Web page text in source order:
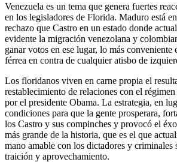
Venezuela es un tema que genera fuertes
en los legisladores de Florida. Maduro está
rechazo que Castro en un estado donde
evidente la migración venezolana y
ganar votos en ese lugar, lo más conveniente
férrea en contra de cualquier atisbo de
Los floridanos viven en carne propia el
restablecimiento de relaciones con el
por el presidente Obama. La estrategia, en
condiciones para que la gente prosperara,
los Castro y sus compinches y provocó el
más grande de la historia, que es el que
mano amable con los dictadores y criminales
traición y aprovechamiento.